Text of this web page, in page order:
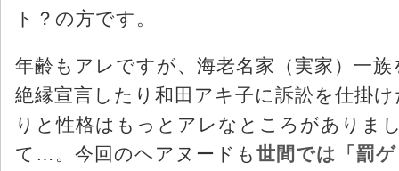
ト？の方です。
年齢もアレですが、海老名家（実家）一族
絶縁宣言したり和田アキ子に訴訟を仕掛け
りと性格はもっとアレなところがありま
て…。今回のヘアヌードも 世間では「罰ゲ